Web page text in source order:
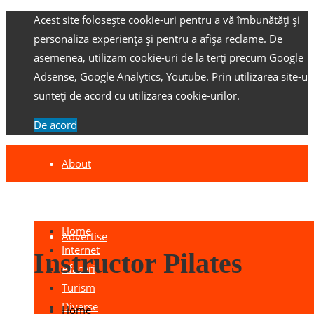
Acest site folosește cookie-uri pentru a vă îmbunătăți și
personaliza experiența și pentru a afișa reclame. De
asemenea, utilizam cookie-uri de la terți precum Google
Adsense, Google Analytics, Youtube. Prin utilizarea site-
sunteți de acord cu utilizarea cookie-urilor.
De acord
About
Advertise
Home
Internet
Afaceri
Turism
Diverse
Instructor Pilates
Home